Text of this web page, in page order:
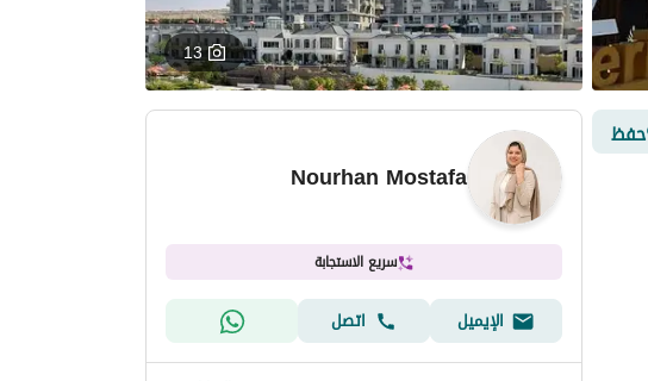
13
حفظ
Nourhan Mostafa
سريع الاستجابة
الإيميل اتصل